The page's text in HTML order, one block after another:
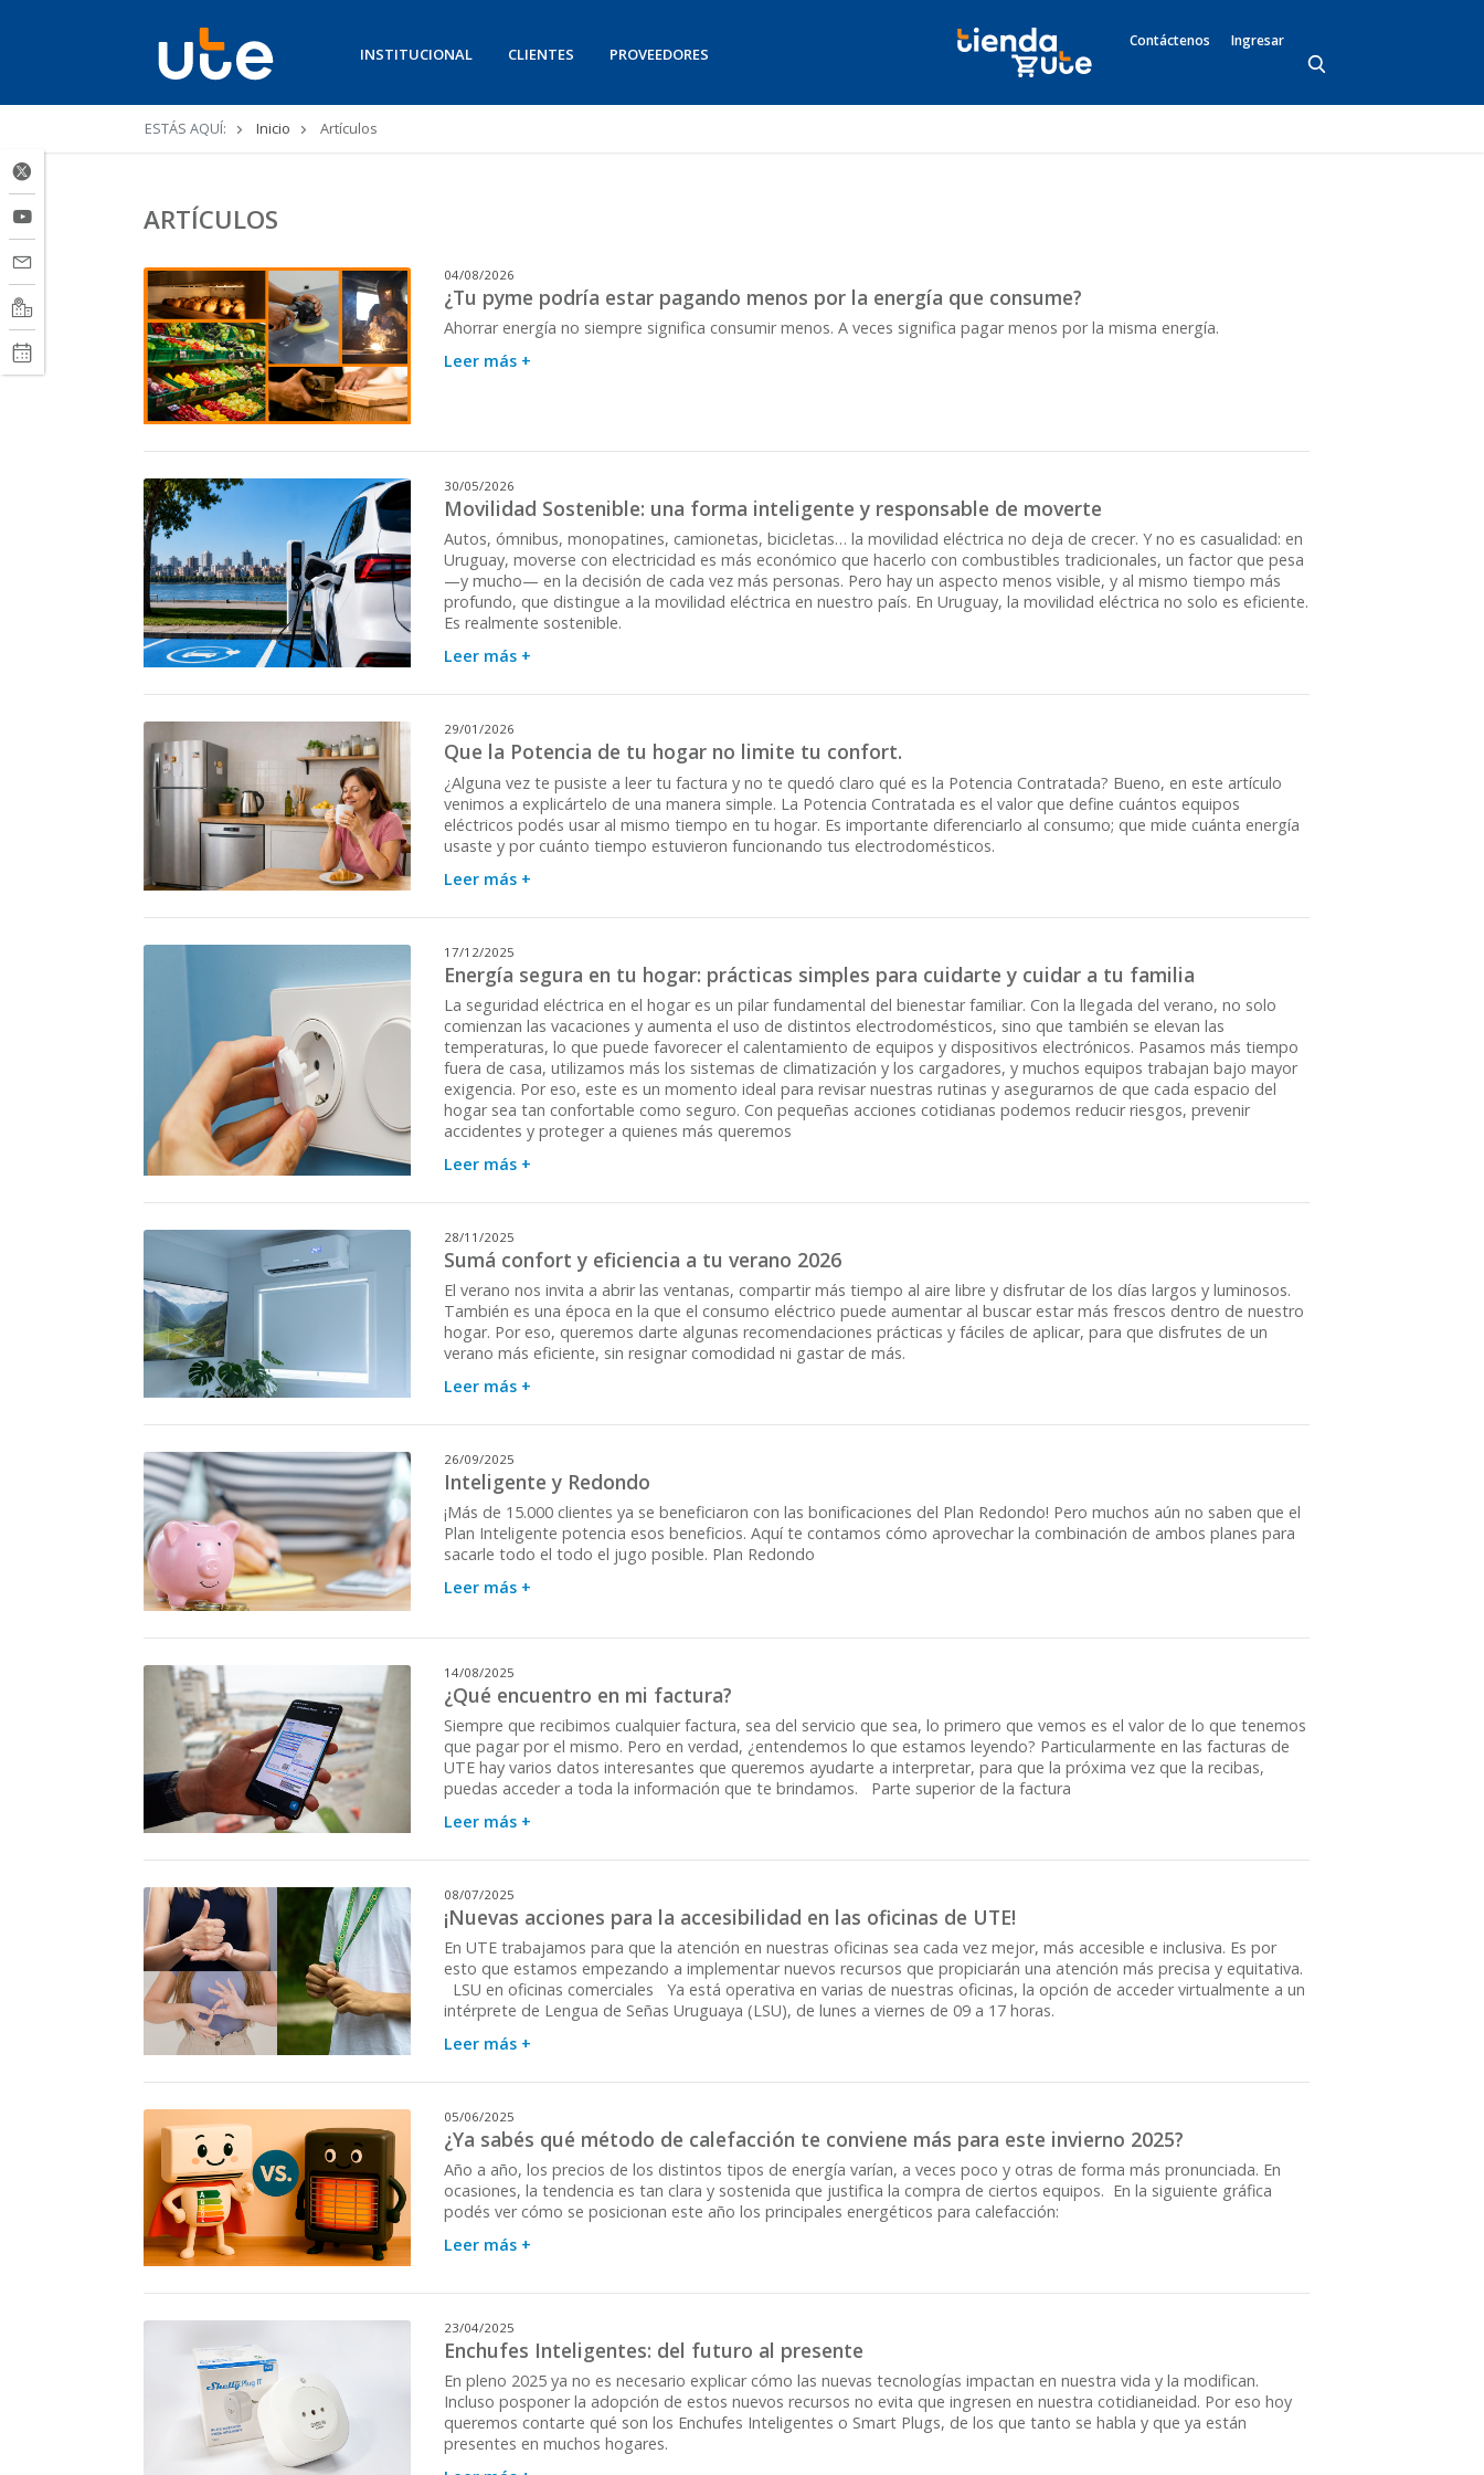
INSTITUCIONAL CLIENTES PROVEEDORES
Contáctenos Ingresar
Ruta
navegación
ESTÁS AQUÍ: Inicio Artículos
ARTÍCULOS
04/08/2026
¿Tu pyme podría estar pagando menos por la energía que consume?
Ahorrar energía no siempre significa consumir menos. A veces significa pagar menos por la misma energía.
Leer más +
30/05/2026
Movilidad Sostenible: una forma inteligente y responsable de moverte
Autos, ómnibus, monopatines, camionetas, bicicletas… la movilidad eléctrica no deja de crecer. Y no es casualidad: en
Uruguay, moverse con electricidad es más económico que hacerlo con combustibles tradicionales, un factor que pesa
—y mucho— en la decisión de cada vez más personas. Pero hay un aspecto menos visible, y al mismo tiempo más
profundo, que distingue a la movilidad eléctrica en nuestro país. En Uruguay, la movilidad eléctrica no solo es eficiente.
Es realmente sostenible.
Leer más +
29/01/2026
Que la Potencia de tu hogar no limite tu confort.
¿Alguna vez te pusiste a leer tu factura y no te quedó claro qué es la Potencia Contratada? Bueno, en este artículo
venimos a explicártelo de una manera simple. La Potencia Contratada es el valor que define cuántos equipos
eléctricos podés usar al mismo tiempo en tu hogar. Es importante diferenciarlo al consumo; que mide cuánta energía
usaste y por cuánto tiempo estuvieron funcionando tus electrodomésticos.
Leer más +
17/12/2025
Energía segura en tu hogar: prácticas simples para cuidarte y cuidar a tu familia
La seguridad eléctrica en el hogar es un pilar fundamental del bienestar familiar. Con la llegada del verano, no solo
comienzan las vacaciones y aumenta el uso de distintos electrodomésticos, sino que también se elevan las
temperaturas, lo que puede favorecer el calentamiento de equipos y dispositivos electrónicos. Pasamos más tiempo
fuera de casa, utilizamos más los sistemas de climatización y los cargadores, y muchos equipos trabajan bajo mayor
exigencia. Por eso, este es un momento ideal para revisar nuestras rutinas y asegurarnos de que cada espacio del
hogar sea tan confortable como seguro. Con pequeñas acciones cotidianas podemos reducir riesgos, prevenir
accidentes y proteger a quienes más queremos
Leer más +
28/11/2025
Sumá confort y eficiencia a tu verano 2026
El verano nos invita a abrir las ventanas, compartir más tiempo al aire libre y disfrutar de los días largos y luminosos.
También es una época en la que el consumo eléctrico puede aumentar al buscar estar más frescos dentro de nuestro
hogar. Por eso, queremos darte algunas recomendaciones prácticas y fáciles de aplicar, para que disfrutes de un
verano más eficiente, sin resignar comodidad ni gastar de más.
Leer más +
26/09/2025
Inteligente y Redondo
¡Más de 15.000 clientes ya se beneficiaron con las bonificaciones del Plan Redondo! Pero muchos aún no saben que el
Plan Inteligente potencia esos beneficios. Aquí te contamos cómo aprovechar la combinación de ambos planes para
sacarle todo el todo el jugo posible. Plan Redondo
Leer más +
14/08/2025
¿Qué encuentro en mi factura?
Siempre que recibimos cualquier factura, sea del servicio que sea, lo primero que vemos es el valor de lo que tenemos
que pagar por el mismo. Pero en verdad, ¿entendemos lo que estamos leyendo? Particularmente en las facturas de
UTE hay varios datos interesantes que queremos ayudarte a interpretar, para que la próxima vez que la recibas,
puedas acceder a toda la información que te brindamos. Parte superior de la factura
Leer más +
08/07/2025
¡Nuevas acciones para la accesibilidad en las oficinas de UTE!
En UTE trabajamos para que la atención en nuestras oficinas sea cada vez mejor, más accesible e inclusiva. Es por
esto que estamos empezando a implementar nuevos recursos que propiciarán una atención más precisa y equitativa.
LSU en oficinas comerciales Ya está operativa en varias de nuestras oficinas, la opción de acceder virtualmente a un
intérprete de Lengua de Señas Uruguaya (LSU), de lunes a viernes de 09 a 17 horas.
Leer más +
05/06/2025
¿Ya sabés qué método de calefacción te conviene más para este invierno 2025?
Año a año, los precios de los distintos tipos de energía varían, a veces poco y otras de forma más pronunciada. En
ocasiones, la tendencia es tan clara y sostenida que justifica la compra de ciertos equipos. En la siguiente gráfica
podés ver cómo se posicionan este año los principales energéticos para calefacción:
Leer más +
23/04/2025
Enchufes Inteligentes: del futuro al presente
En pleno 2025 ya no es necesario explicar cómo las nuevas tecnologías impactan en nuestra vida y la modifican.
Incluso posponer la adopción de estos nuevos recursos no evita que ingresen en nuestra cotidianeidad. Por eso hoy
queremos contarte qué son los Enchufes Inteligentes o Smart Plugs, de los que tanto se habla y que ya están
presentes en muchos hogares.